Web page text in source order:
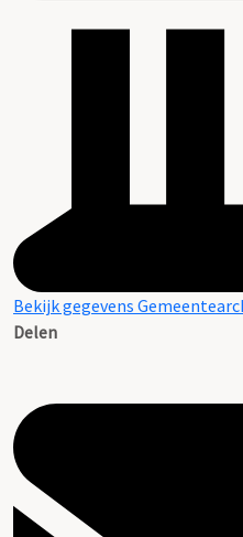
Bekijk gegevens
Delen